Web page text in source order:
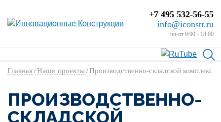
+7 495 532-56-55
info@iconstr.ru
пн-пт 9:00 - 18:00
Главная / Наши проекты / Производственно-складской комплекс
ПРОИЗВОДСТВЕННО-
СКЛАДСКОЙ